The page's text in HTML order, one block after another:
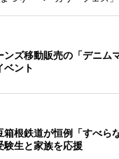
ンズ移動販売の「デニム
ベント
箱根鉄道が恒例「すべら
験生と家族を応援